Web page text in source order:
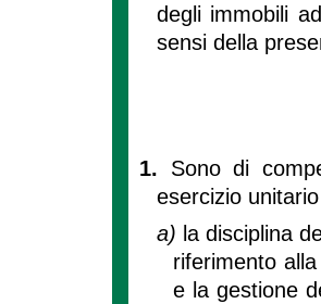
degli immobili
sensi della
1. Sono di
esercizio
a) la disciplina
riferimento
e la gestione